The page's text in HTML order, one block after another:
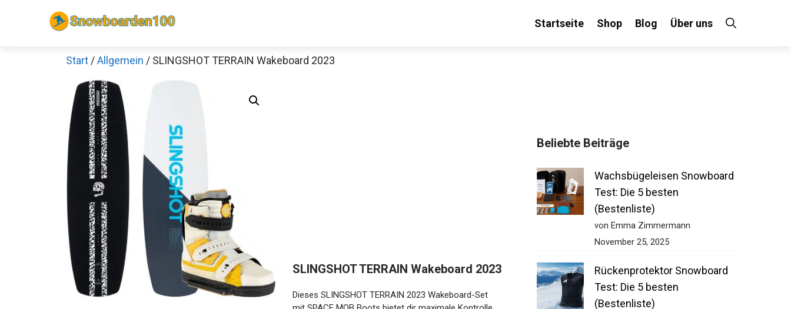
Startseite Shop Blog Über uns
Start /Allgemein / SLINGSHOT TERRAIN Wakeboard 2023
SLINGSHOT TERRAIN Wakeboard
Beliebte Beiträge
Wachsbügeleisen Snowboard
Test: Die 5 besten
(Bestenliste)
von Emma Zimmermann
November 25, 2025
Rückenprotektor Snowboard
Test: Die 5 besten
(Bestenliste)